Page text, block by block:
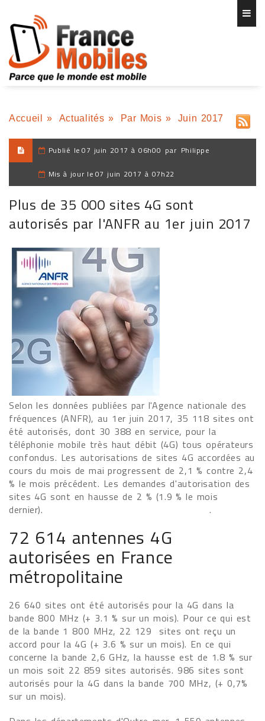
Accueil » Actualités » Par Mois » Juin 2017
Publié le 07 juin 2017 à 06h00 par Philippe
Mis à jour le 07 juin 2017 à 07h22
Plus de 35 000 sites 4G sont
autorisés par l'ANFR au 1er juin 2017
Selon les données publiées par l'Agence nationale des
fréquences (ANFR), au 1er juin 2017, 35 118 sites ont
été autorisés, dont 30 388 en service, pour la
téléphonie mobile très haut débit (4G) tous opérateurs
confondus. Les autorisations de sites 4G accordées au
cours du mois de mai progressent de 2,1 % contre 2,4
% le mois précédent. Les demandes d'autorisation des
sites 4G sont en hausse de 2 % (1.9 % le mois
dernier). .
72 614 antennes 4G
autorisées en France
métropolitaine
26 640 sites ont été autorisés pour la 4G dans la
bande 800 MHz (+ 3.1 % sur un mois). Pour ce qui est
de la bande 1 800 MHz, 22 129 sites ont reçu un
accord pour la 4G (+ 3.6 % sur un mois). En ce qui
concerne la bande 2,6 GHz, la hausse est de 1.8 % sur
un mois soit 22 859 sites autorisés. 986 sites sont
autorisés pour la 4G dans la bande 700 MHz, (+ 0,7%
sur un mois).